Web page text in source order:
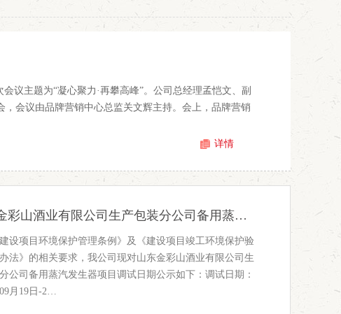
议主题为“凝心聚力·再攀高峰”。公司总经理孟恺文、副
会议由品牌营销中心总监关文辉主持。会上，品牌营销
详情
山东金彩山酒业有限公司生产包装分公司备用蒸汽发生器项目调试日期公示
设项目环境保护管理条例》及《建设项目竣工环境保护验
法》的相关要求，我公司现对山东金彩山酒业有限公司生
公司备用蒸汽发生器项目调试日期公示如下：调试日期：
月19日-2…